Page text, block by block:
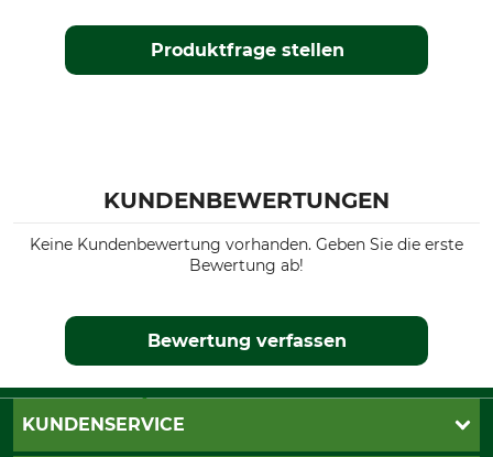
Produktfrage stellen
KUNDENBEWERTUNGEN
Keine Kundenbewertung vorhanden. Geben Sie die erste
Bewertung ab!
Bewertung verfassen
KUNDENSERVICE